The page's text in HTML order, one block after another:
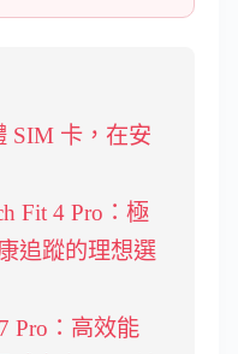
SIM 卡，在安
Fit 4 Pro：極
追蹤的理想選
Pro：高效能